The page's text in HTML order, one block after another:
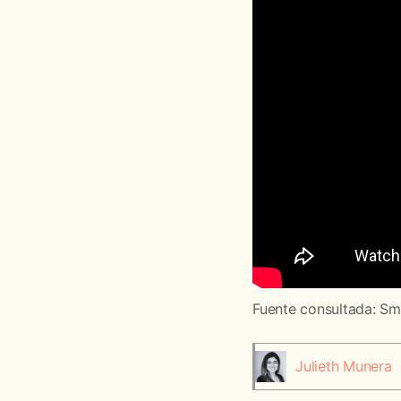
Fuente consultada:
Julieth Munera